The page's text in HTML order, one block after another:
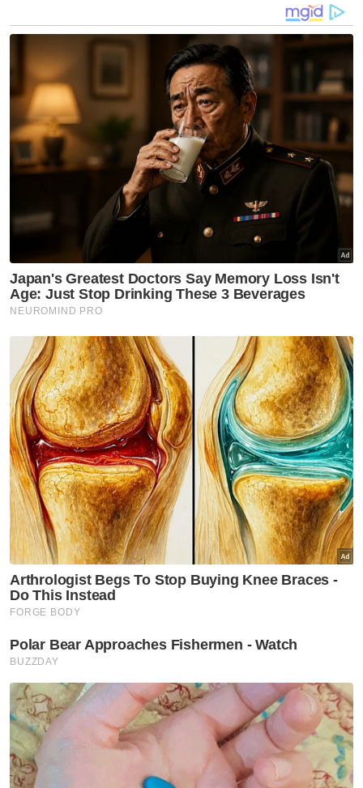
tanggungjawab alam sekitar dengan tadbir
urus korporat yang telus dan penyertaan
masyarakat dalam proses pembangunan
supaya setiap dasar dan perancangan
mengambil kira kepentingan semua pihak
daripada kerajaan, sektor swasta hingga
peringkat komuniti setempat.
Beliau berkata, pelaksanaan SDG
memerlukan penglibatan menyeluruh semua
pihak berkepentingan agar pengintegrasian
matlamatnya ke dalam dasar dan
perancangan peringkat negeri memberi
impak kepada ekonomi, sosial dan alam
sekitar setempat.
Sementara itu, Akmal Nasrullah berkata,
pelaksanaan prinsip SDG dan ESG perlu
dilihat sebagai antara agenda global yang
dilaksanakan kerajaan ke arah menarik
pelaburan ke dalam negara.
Beliau berkata, untuk bersaing di peringkat
global, komitmen ESG adalah sangat penting
selain mampu memberi pulangan atau impak
positif kepada negara, antaranya melalui